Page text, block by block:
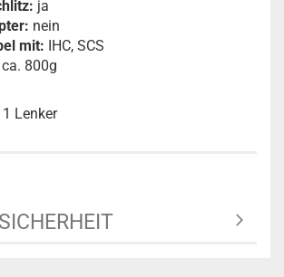
ja
nein
mit: IHC, SCS
ca. 800g
1 Lenker